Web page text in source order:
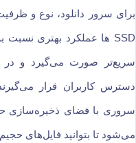
برای سرور دانلود، نوع و
سریع‌تر صورت می‌گیرد و در
دسترس کاربران قرار
می‌شود تا بتوانید فایل‌های